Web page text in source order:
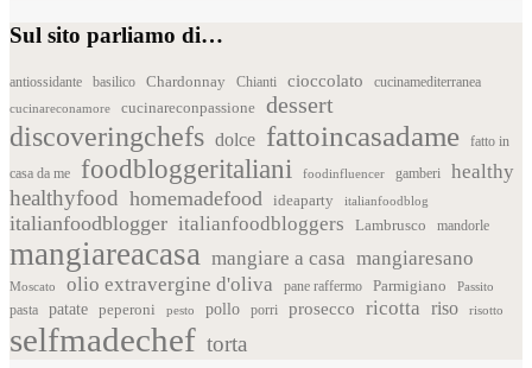
Sul sito parliamo di…
antiossidante basilico Chardonnay Chianti cioccolato cucinamediterranea
cucinareconamore cucinareconpassione dessert
discoveringchefs dolce fattoincasadame
fatto in
casa da me
foodbloggeritaliani foodinfluencer gamberi healthy
healthyfood homemadefood ideaparty italianfoodblog
italianfoodblogger italianfoodbloggers Lambrusco mandorle
mangiareacasa mangiare a casa mangiaresano
Moscato olio extravergine d'oliva pane raffermo Parmigiano Passito
pasta patate peperoni pesto pollo porri prosecco ricotta riso risotto
selfmadechef torta